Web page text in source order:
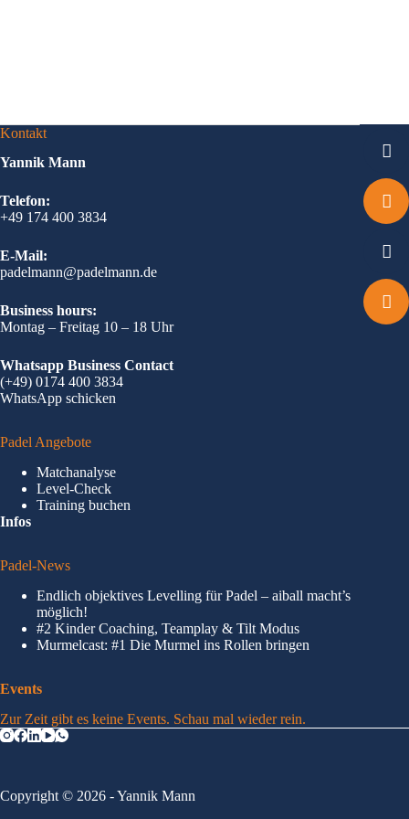
Kontakt
Yannik Mann
Telefon:
+49 174 400 3834
E-Mail:
padelmann@padelmann.de
Business hours:
Montag – Freitag 10 – 18 Uhr
Whatsapp Business Contact
(+49) 0174 400 3834
WhatsApp schicken
Padel Angebote
Matchanalyse
Level-Check
Training buchen
Infos
Padel-News
Endlich objektives Levelling für Padel – aiball macht’s
möglich!
#2 Kinder Coaching, Teamplay & Tilt Modus
Murmelcast: #1 Die Murmel ins Rollen bringen
Events
Zur Zeit gibt es keine Events. Schau mal wieder rein.
Copyright © 2026 - Yannik Mann